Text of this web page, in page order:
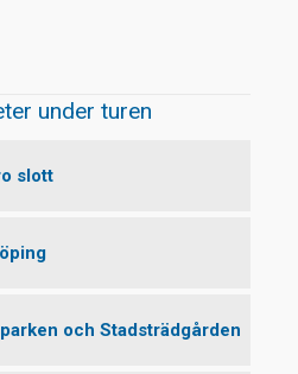
under turen
slott
och Stadsträdgården